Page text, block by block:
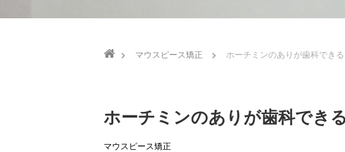
Home マウスピース矯正 ホーチミンのありが歯科でき
ホーチミンのありが歯科でき
マウスピース矯正